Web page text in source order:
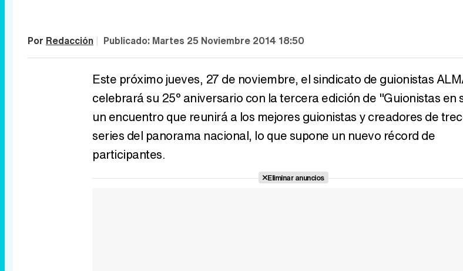
Por Redacción | Publicado: Martes 25 Noviembre 2014 18:50
Este próximo jueves, 27 de noviembre, el sindicato de guionistas
celebrará su 25º aniversario con la tercera edición de "Guionistas en
un encuentro que reunirá a los mejores guionistas y creadores de
series del panorama nacional, lo que supone un nuevo récord de
participantes.
Eliminar anuncios